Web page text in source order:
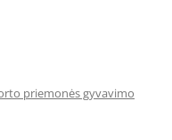
priemonės gyvavimo